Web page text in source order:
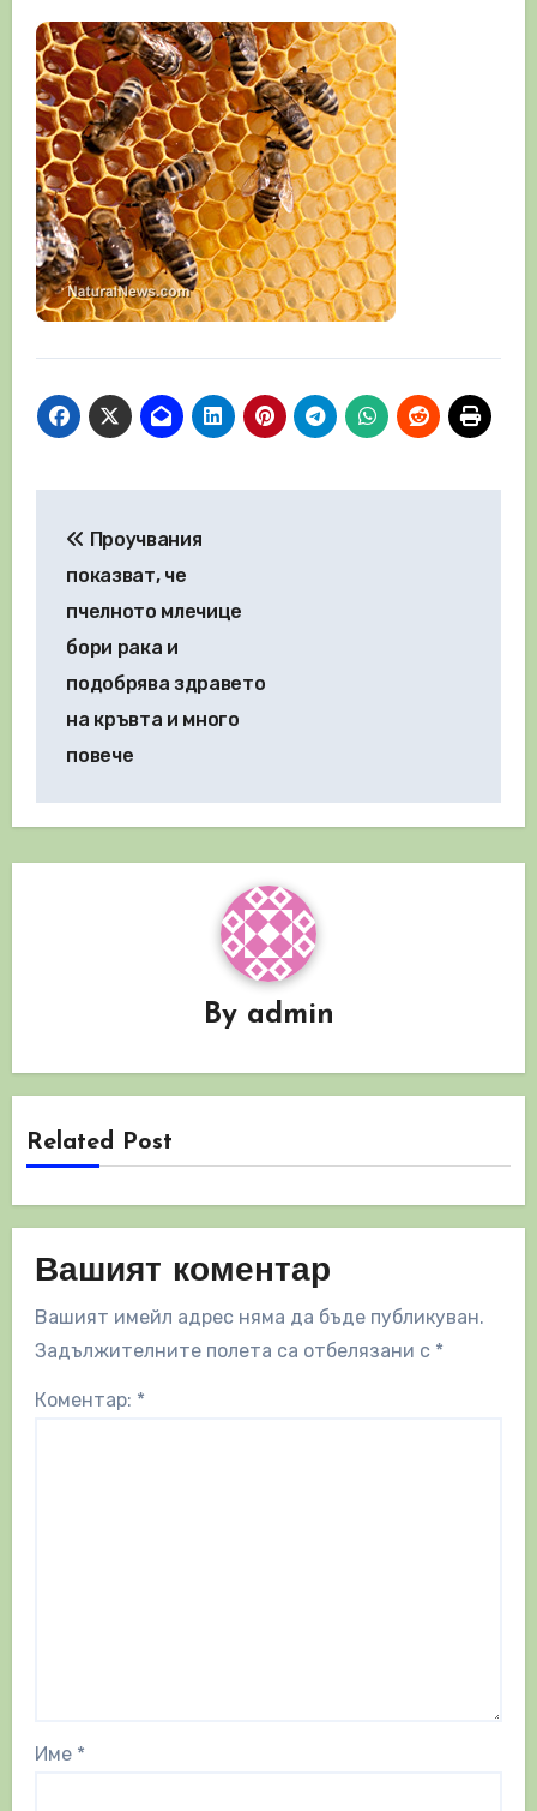
Проучвания
показват, че
пчелното млечице
бори рака и
подобрява здравето
на кръвта и много
повече
By admin
Related Post
Вашият коментар
Вашият имейл адрес няма да бъде публикуван.
Задължителните полета са отбелязани с *
Коментар: *
Име *